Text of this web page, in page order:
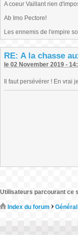
A coeur Vaillant rien
Ab Imo Pectore!
Les ennemis de l'empire
RE: A la chasse
le 02 November 2019 -
Il faut persévérer ! En vrai
Utilisateurs parcourant ce
Index du forum Général